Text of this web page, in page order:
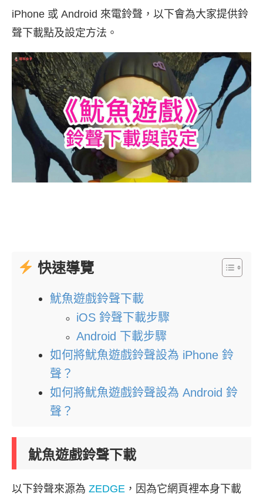
iPhone 或 Android 來電鈴聲，以下會為大家提供鈴
聲下載點及設定方法。
快速導覽
魷魚遊戲鈴聲下載
iOS 鈴聲下載步驟
Android 下載步驟
如何將魷魚遊戲鈴聲設為 iPhone 鈴
聲？
如何將魷魚遊戲鈴聲設為 Android 鈴
聲？
魷魚遊戲鈴聲下載
以下鈴聲來源為 ZEDGE ，因為它網頁裡本身下載